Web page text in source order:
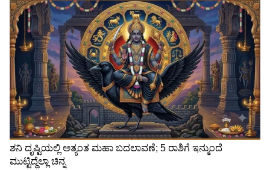
ಜೊತೆ ಮದುವೆ! ಯಾರು ಗೊತ್ತಾ
ಈ ಖ್ಯಾತ ನಟಿ?
ಐಪಿಎಲ್ ನೆನಪಾಗಿದ್ದು ಯಾಕೆ?
ಲಂಕಾ ಎದುರಿನ ಟೆಸ್ಟ್ ಸರಣಿಗೂ
ಮುನ್ನ ಭಾರತಕ್ಕೆ ದೊಡ್ಡ ಶಾಕ್;
ಮತ್ತೊಬ್ಬ ಸ್ಟಾರ್ ಕ್ರಿಕೆಟಿಗ ಔಟ್,
ಕನ್ನಡಿಗನಿಗೆ ಇದು ಜಾಕ್‌ಪಾಟ್
2027ರ ಏಕದಿನ ವಿಶ್ವಕಪ್‌ಗೆ
ಡೈರೆಕ್ಟ್ ಎಂಟ್ರಿ ಪಡೆದ
ಆಫ್ಘಾನಿಸ್ತಾನ..! ಎರಡು ಬಾರಿಯ